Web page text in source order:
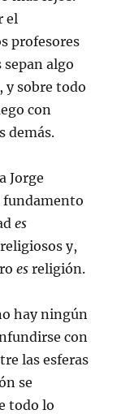
el
profesores
sepan algo
y sobre todo
con
demás.
Jorge
es
religiosos y,
es religión.
hay ningún
con
las esferas
se
todo lo